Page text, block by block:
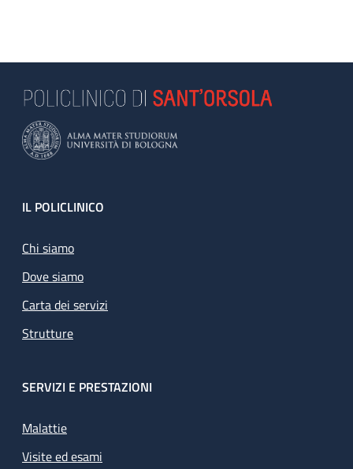
Footer
IL POLICLINICO
Chi siamo
Dove siamo
Carta dei servizi
Strutture
SERVIZI E PRESTAZIONI
Malattie
Visite ed esami